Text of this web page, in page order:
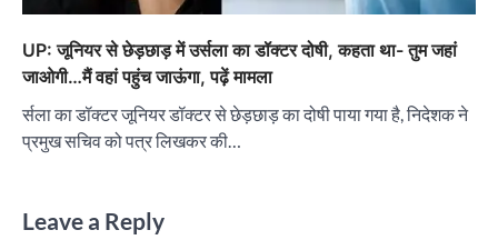
UP: जूनियर से छेड़छाड़ में उर्सला का डॉक्टर दोषी, कहता था- तुम जहां
जाओगी…मैं वहां पहुंच जाऊंगा, पढ़ें मामला
र्सला का डॉक्टर जूनियर डॉक्टर से छेड़छाड़ का दोषी पाया गया है, निदेशक ने
प्रमुख सचिव को पत्र लिखकर की…
Leave a Reply